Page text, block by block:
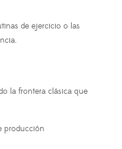
de ejercicio o las
la frontera clásica que
producción